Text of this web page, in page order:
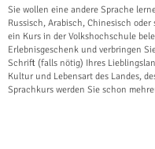
Sie wollen eine andere Sprache
Russisch, Arabisch, Chinesisch
ein Kurs in der Volkshochschule
Erlebnisgeschenk und verbringen
Schrift (falls nötig) Ihres
Kultur und Lebensart des Landes,
Sprachkurs werden Sie schon